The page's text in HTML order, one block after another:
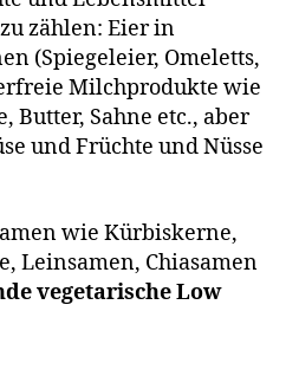
zählen: Eier in
(Spiegeleier, Omeletts,
Milchprodukte wie
Butter, Sahne etc., aber
und Früchte und Nüsse
wie Kürbiskerne,
Leinsamen, Chiasamen
vegetarische Low